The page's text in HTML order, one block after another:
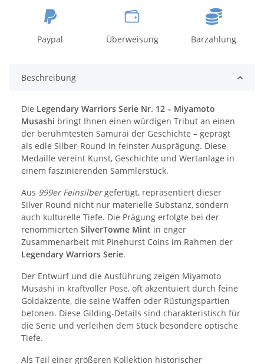
Paypal Überweisung Barzahlung
Beschreibung
Die Legendary Warriors Serie Nr. 12 – Miyamoto
Musashi bringt Ihnen einen würdigen Tribut an einen
der berühmtesten Samurai der Geschichte – geprägt
als edle Silber-Round in feinster Ausprägung. Diese
Medaille vereint Kunst, Geschichte und Wertanlage in
einem faszinierenden Sammlerstück.
Aus 999er Feinsilbergefertigt, repräsentiert dieser
Silver Round nicht nur materielle Substanz, sondern
auch kulturelle Tiefe. Die Prägung erfolgte bei der
renommierten SilverTowne Mint in enger
Zusammenarbeit mit Pinehurst Coins im Rahmen der
Legendary Warriors Serie.
Der Entwurf und die Ausführung zeigen Miyamoto
Musashi in kraftvoller Pose, oft akzentuiert durch feine
Goldakzente, die seine Waffen oder Rüstungspartien
betonen. Diese Gilding-Details sind charakteristisch für
die Serie und verleihen dem Stück besondere optische
Tiefe.
Als Teil einer größeren Kollektion historischer